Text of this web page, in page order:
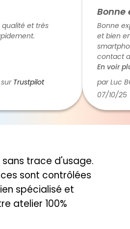
et très
Trustpilot
Bonne
Bonne
et bien
contact
téléphone,
En voir plus
07/10/25
par Luc
sans trace d'usage.
sont contrôlées
spécialisé et
atelier 100%